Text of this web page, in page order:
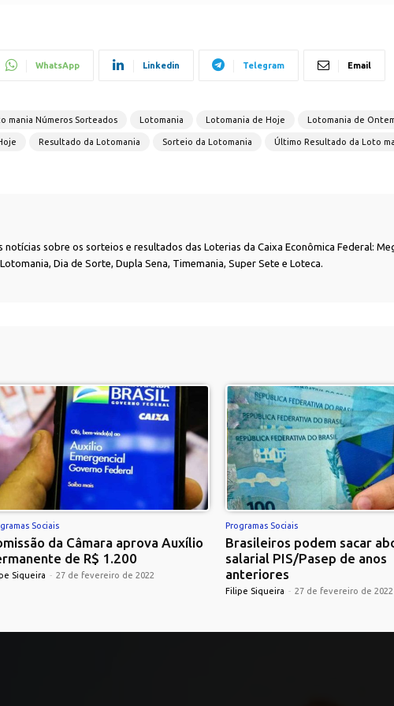
WhatsApp Linkedin Telegram Email
mania Números Sorteados Lotomania Lotomania de Hoje Lotomania de
Resultado da Lotomania Sorteio da Lotomania Último Resultado da Loto
notícias sobre os sorteios e resultados das Loterias da Caixa Econômica Federal:
Dia de Sorte, Dupla Sena, Timemania, Super Sete e Loteca.
Sociais
da Câmara aprova Auxílio
de R$ 1.200
Siqueira - 27 de fevereiro de 2022
Programas Sociais
Brasileiros podem sacar
salarial PIS/Pasep de anos
anteriores
Filipe Siqueira - 27 de fevereiro de 2022